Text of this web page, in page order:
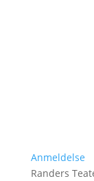
Anmeldelse
Randers